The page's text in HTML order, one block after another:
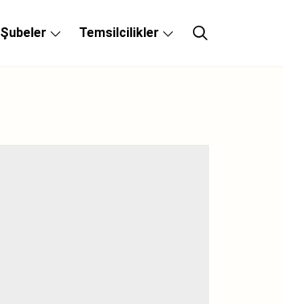
Şubeler Temsilcilikler